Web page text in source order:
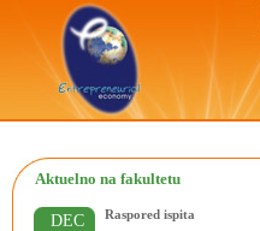
Aktuelno na fakultetu
DEC
Raspored ispita